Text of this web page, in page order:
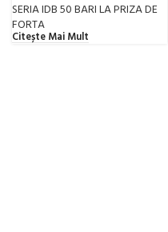
SERIA IDB 50 BARI LA PRIZA DE
FORTA
Citește Mai Mult